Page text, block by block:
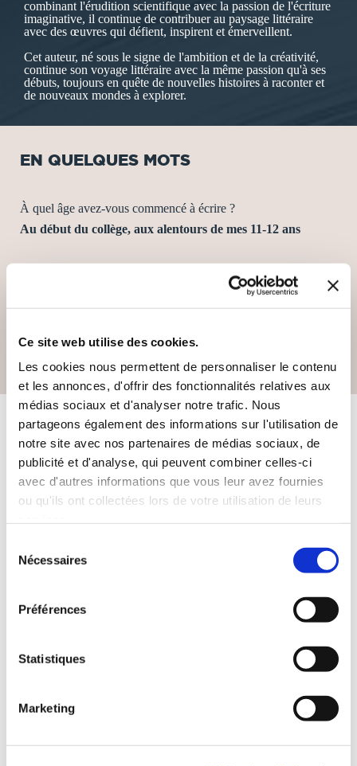
Ce site web utilise des cookies.
Les cookies nous permettent de personnaliser le contenu
et les annonces, d'offrir des fonctionnalités relatives aux
médias sociaux et d'analyser notre trafic. Nous
partageons également des informations sur l'utilisation de
notre site avec nos partenaires de médias sociaux, de
publicité et d'analyse, qui peuvent combiner celles-ci
avec d'autres informations que vous leur avez fournies
ou qu'ils ont collectées lors de votre utilisation de leurs
Nécessaires
Préférences
Statistiques
Marketing
combinant l'érudition scientifique avec la passion de l'écriture
imaginative, il continue de contribuer au paysage littéraire
avec des œuvres qui défient, inspirent et émerveillent.
Cet auteur, né sous le signe de l'ambition et de la créativité,
continue son voyage littéraire avec la même passion qu'à ses
débuts, toujours en quête de nouvelles histoires à raconter et
de nouveaux mondes à explorer.
EN QUELQUES MOTS
À quel âge avez-vous commencé à écrire ?
Au début du collège, aux alentours de mes 11-12 ans
Quel est votre style littéraire préféré ?
Au même niveau, fantaisie et science-fiction
LES LIVRES DE L'AUTEUR
Tri